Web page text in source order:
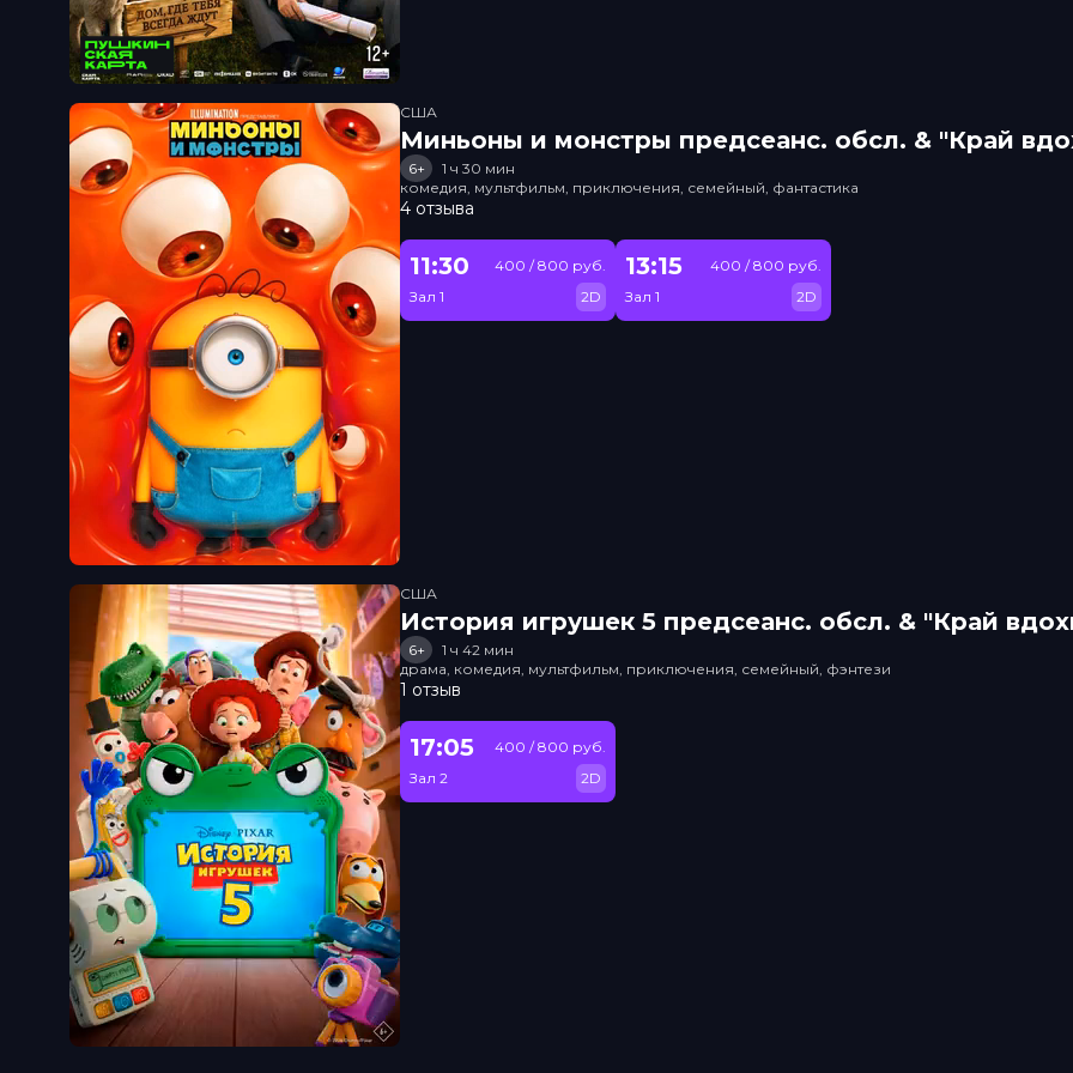
США
Миньоны и монстры прeдсeанc. обсл. & "Край
6+
1 ч 30 мин
комедия, мультфильм, приключения, семейный, фантастика
4 отзыва
11:30
Зал 1
400 / 800 руб.
2D
13:15
Зал 1
400 / 800 руб.
2D
США
История игрушек 5 прeдсeанc. обсл. & "Край
6+
1 ч 42 мин
драма, комедия, мультфильм, приключения, семейный, фэнтези
1 отзыв
17:05
Зал 2
400 / 800 руб.
2D